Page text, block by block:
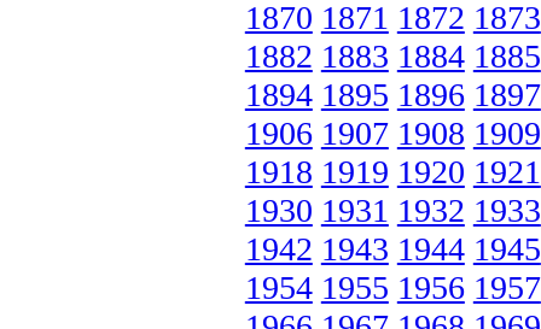
1870 1871 1872 1873
1882 1883 1884 1885
1894 1895 1896 1897
1906 1907 1908 1909
1918 1919 1920 1921
1930 1931 1932 1933
1942 1943 1944 1945
1954 1955 1956 1957